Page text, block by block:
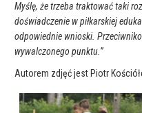
Myślę, że trzeba traktować taki
doświadczenie w piłkarskiej
odpowiednie wnioski.
wywalczonego punktu.”
Autorem zdjęć jest Piotr